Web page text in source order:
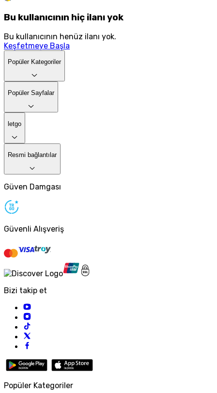
Bu kullanıcının hiç ilanı yok
Bu kullanıcının henüz ilanı yok.
Keşfetmeye Başla
Popüler Kategoriler
Popüler Sayfalar
letgo
Resmi bağlantılar
Güven Damgası
Güvenli Alışveriş
Bizi takip et
Popüler Kategoriler